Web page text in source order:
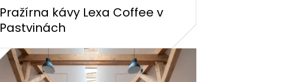
Pražírna kávy Lexa Coffee v
Pastvinách